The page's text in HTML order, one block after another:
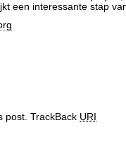
een interessante stap
post. TrackBack URI